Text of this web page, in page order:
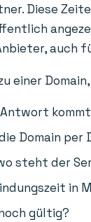
Diese
auch
einer
Domain per
steht der
in
gültig?